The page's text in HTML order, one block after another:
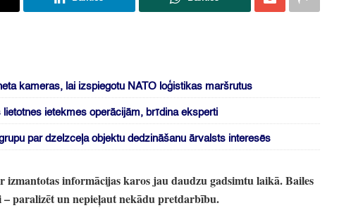
kameras, lai izspiegotu NATO loģistikas maršrutus
ietekmes operācijām, brīdina eksperti
par dzelzceļa objektu dedzināšanu ārvalsts interesēs
izmantotas informācijas karos jau daudzu gadsimtu laikā.Bailes
– paralizēt un nepieļaut nekādu pretdarbību.